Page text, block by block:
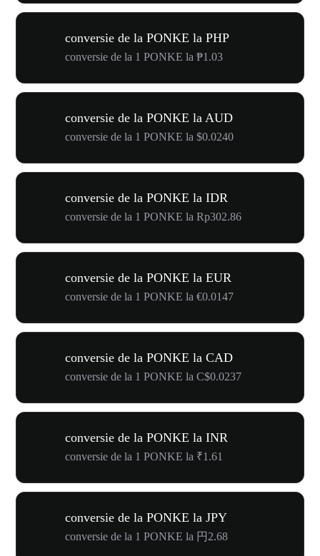
conversie de la PONKE la PHP
conversie de la 1 PONKE la ₱1.03
conversie de la PONKE la AUD
conversie de la 1 PONKE la $0.0240
conversie de la PONKE la IDR
conversie de la 1 PONKE la Rp302.86
conversie de la PONKE la EUR
conversie de la 1 PONKE la €0.0147
conversie de la PONKE la CAD
conversie de la 1 PONKE la C$0.0237
conversie de la PONKE la INR
conversie de la 1 PONKE la ₹1.61
conversie de la PONKE la JPY
conversie de la 1 PONKE la 円2.68